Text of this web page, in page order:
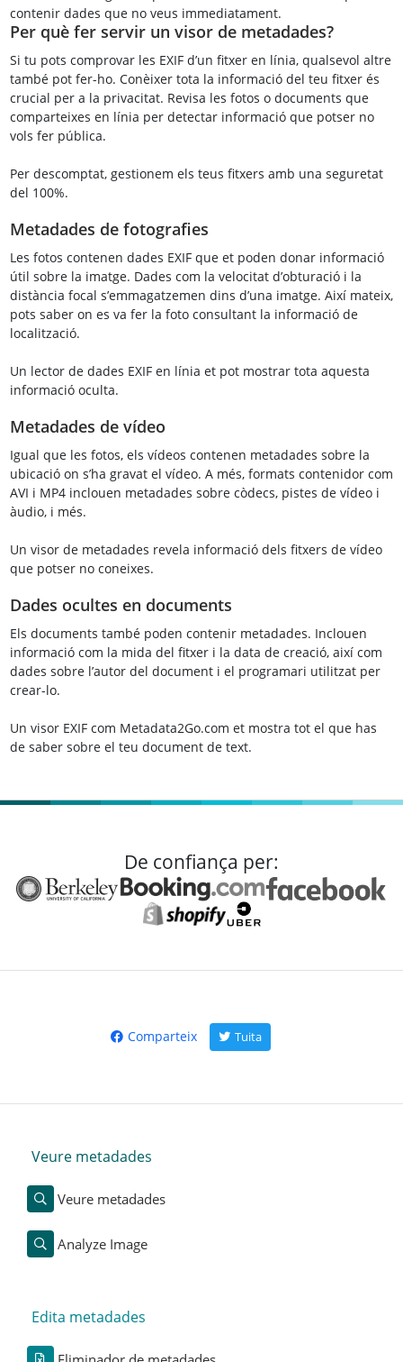
contenir dades que no veus immediatament.
Per què fer servir un visor de metadades?
Si tu pots comprovar les EXIF d’un fitxer en línia, qualsevol altre
també pot fer-ho. Conèixer tota la informació del teu fitxer és
crucial per a la privacitat. Revisa les fotos o documents que
comparteixes en línia per detectar informació que potser no
vols fer pública.
Per descomptat, gestionem els teus fitxers amb una seguretat
del 100%.
Metadades de fotografies
Les fotos contenen dades EXIF que et poden donar informació
útil sobre la imatge. Dades com la velocitat d’obturació i la
distància focal s’emmagatzemen dins d’una imatge. Així mateix,
pots saber on es va fer la foto consultant la informació de
localització.
Un lector de dades EXIF en línia et pot mostrar tota aquesta
informació oculta.
Metadades de vídeo
Igual que les fotos, els vídeos contenen metadades sobre la
ubicació on s’ha gravat el vídeo. A més, formats contenidor com
AVI i MP4 inclouen metadades sobre còdecs, pistes de vídeo i
àudio, i més.
Un visor de metadades revela informació dels fitxers de vídeo
que potser no coneixes.
Dades ocultes en documents
Els documents també poden contenir metadades. Inclouen
informació com la mida del fitxer i la data de creació, així com
dades sobre l’autor del document i el programari utilitzat per
crear-lo.
Un visor EXIF com Metadata2Go.com et mostra tot el que has
de saber sobre el teu document de text.
De confiança per:
Comparteix Tuita
Veure metadades
Veure metadades
Analyze Image
Edita metadades